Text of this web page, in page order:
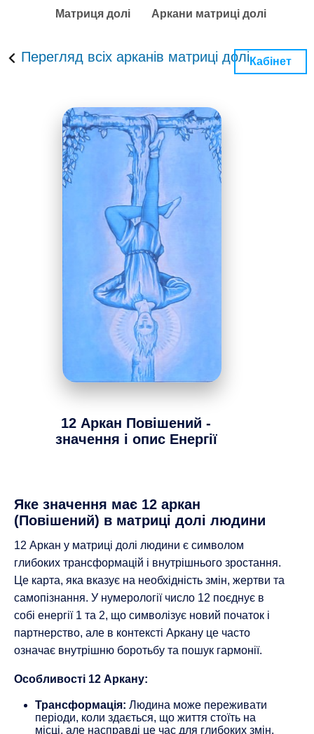
Матриця долі Аркани матриці долі
Кабінет
Перегляд всіх арканів матриці долі
12 Аркан Повішений -
значення і опис Енергії
Яке значення має 12 аркан
(Повішений) в матриці долі людини
12 Аркан у матриці долі людини є символом
глибоких трансформацій і внутрішнього зростання.
Це карта, яка вказує на необхідність змін, жертви та
самопізнання. У нумерології число 12 поєднує в
собі енергії 1 та 2, що символізує новий початок і
партнерство, але в контексті Аркану це часто
означає внутрішню боротьбу та пошук гармонії.
Особливості 12 Аркану:
Трансформація: Людина може переживати
періоди, коли здається, що життя стоїть на
місці, але насправді це час для глибоких змін.